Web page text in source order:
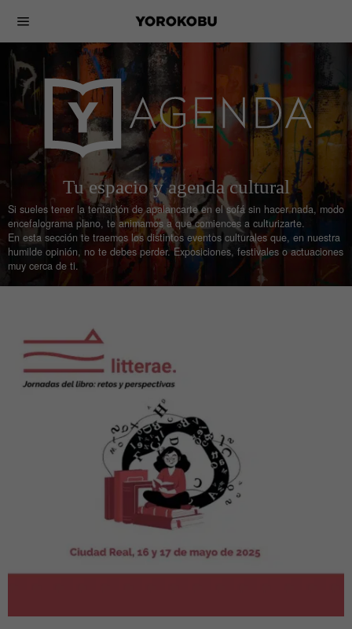
Tu espacio y agenda cultural
Si sueles tener la tentación de apalancarte en el sofá sin hacer nada, modo
encefalograma plano, te animamos a que comiences a culturizarte.
En esta sección te traemos los distintos eventos culturales que, en nuestra
humilde opinión, no te debes perder. Exposiciones, festivales o actuaciones
muy cerca de ti.